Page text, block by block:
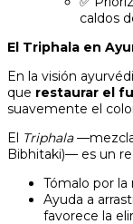
caldos
El Triphala en
En la visión
que restaurar el
suavemente el
El Triphala—mezcla
Bibhitaki)— es un
Tómalo por la
Ayuda a
favorece la